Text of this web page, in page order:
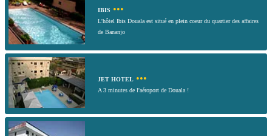
IBIS •••
L'hôtel Ibis Douala est situé en plein coeur du quartier des affaires
de Bananjo
JET HOTEL •••
A 3 minutes de l'aéroport de Douala !